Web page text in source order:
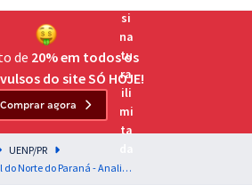
Passar
para o Exame da
para as principais
de 20% em todos os
do site SÓ HOJE!
Comprar agora
UENP/PR
UENP - Universidade Estadual do Norte do Paraná - Analista de Informática (Desenvolvimento de Sistemas) (Pós-Edital)